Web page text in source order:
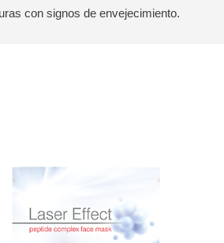
con signos de envejecimiento.